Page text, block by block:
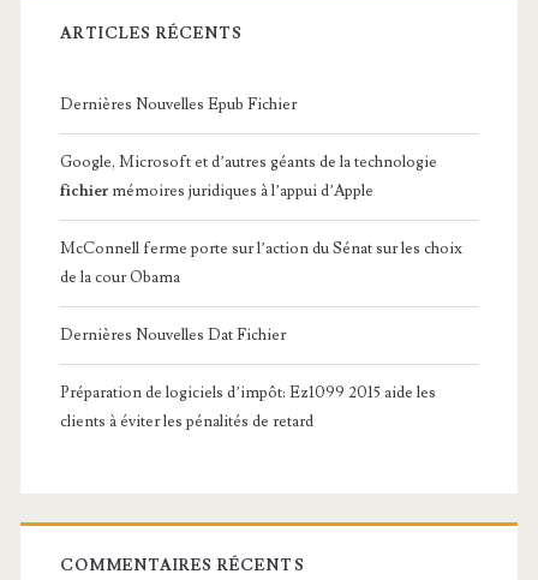
ARTICLES RÉCENTS
Dernières Nouvelles Epub Fichier
Google, Microsoft et d’autres géants de la technologie
fichier mémoires juridiques à l’appui d’Apple
McConnell ferme porte sur l’action du Sénat sur les choix
de la cour Obama
Dernières Nouvelles Dat Fichier
Préparation de logiciels d’impôt: Ez1099 2015 aide les
clients à éviter les pénalités de retard
COMMENTAIRES RÉCENTS